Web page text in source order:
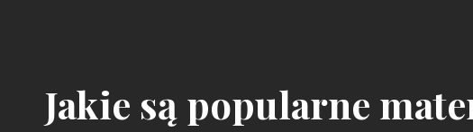
Jakie są popularne